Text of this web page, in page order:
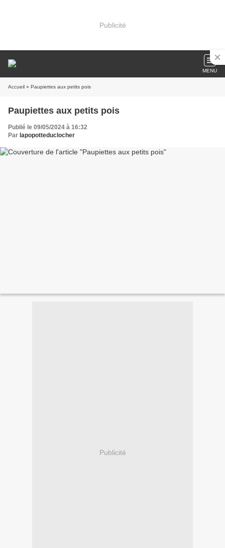
Publicité
MENU
Accueil » Paupiettes aux petits pois
Paupiettes aux petits pois
Publié le 09/05/2024 à 16:32
Par lapopotteduclocher
Publicité